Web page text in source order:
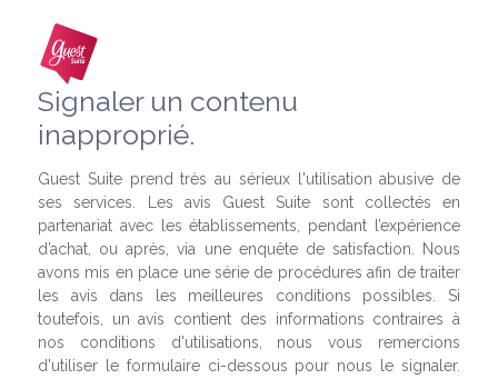
Signaler un contenu
inapproprié.
Guest Suite prend très au sérieux l'utilisation abusive de
ses services. Les avis Guest Suite sont collectés en
partenariat avec les établissements, pendant l’expérience
d’achat, ou après, via une enquête de satisfaction. Nous
avons mis en place une série de procédures afin de traiter
les avis dans les meilleures conditions possibles. Si
toutefois, un avis contient des informations contraires à
nos conditions d'utilisations, nous vous remercions
d'utiliser le formulaire ci-dessous pour nous le signaler.